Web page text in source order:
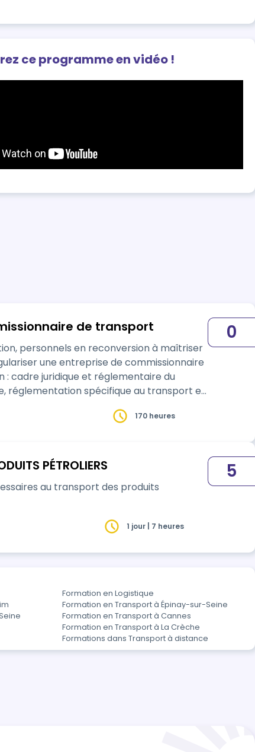
ce programme en vidéo !
de transport
personnels en reconversion à maîtriser
une entreprise de commissionnaire
: cadre juridique et réglementaire du
réglementation spécifique au transport et
0
170 heures
PÉTROLIERS
au transport des produits
5
1 jour | 7 heures
Formation en Logistique
Formation en Transport à Épinay-sur-Seine
Formation en Transport à Cannes
Formation en Transport à La Crèche
Formations dans Transport à distance